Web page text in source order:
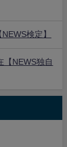
検定】
【NEWS独自